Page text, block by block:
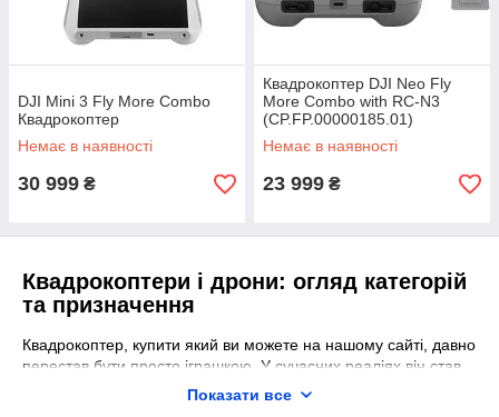
DJI Mini 3 Fly More Combo
Квадрокоптер
Немає в наявності
30 999 ₴
Квадрокоптер DJI Neo Fly
More Combo with RC-N3
(CP.FP.00000185.01)
Немає в наявності
23 999 ₴
Квадрокоптери і дрони: огляд категорій
та призначення
Квадрокоптер, купити який ви можете на нашому сайті, давно
перестав бути просто іграшкою. У сучасних реаліях він став
важливим обладнанням із чітко визначеним призначенням.
Показати все